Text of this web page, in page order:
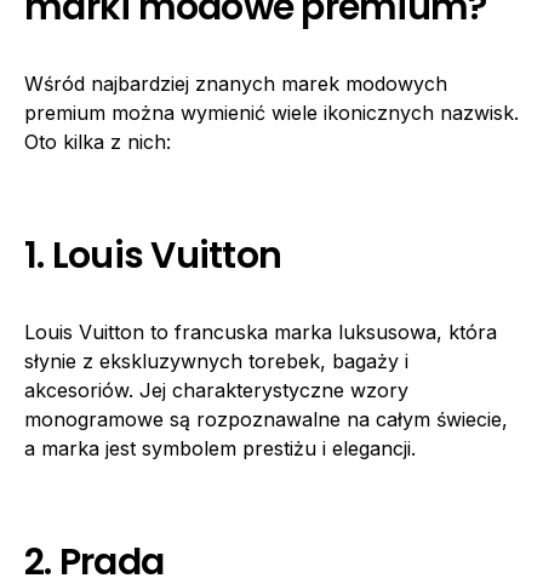
Wśród najbardziej znanych marek modowych
premium można wymienić wiele ikonicznych nazwisk.
Oto kilka z nich:
1. Louis Vuitton
Louis Vuitton to francuska marka luksusowa, która
słynie z ekskluzywnych torebek, bagaży i
akcesoriów. Jej charakterystyczne wzory
monogramowe są rozpoznawalne na całym świecie,
a marka jest symbolem prestiżu i elegancji.
2. Prada